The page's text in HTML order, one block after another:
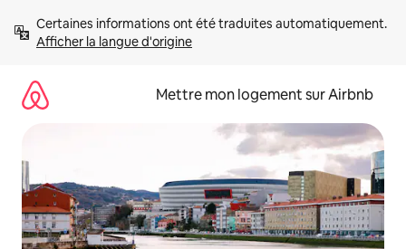
directement
Afficher la langue d'origine
Mettre mon logement sur Airbnb